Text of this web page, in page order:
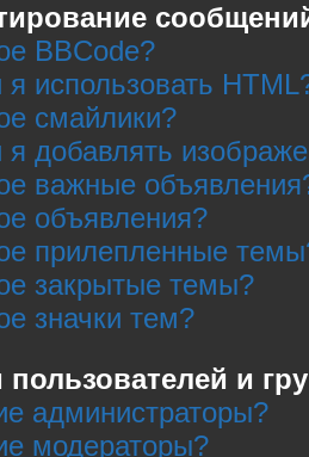
BBCode?
использовать
смайлики?
я добавлять
важные
объявления?
прилепленные
закрытые темы?
значки тем?
пользователей и
администраторы?
модераторы?